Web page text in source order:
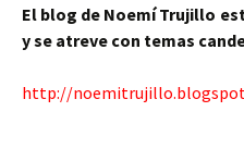
El blog de Noemí Trujillo
y se atreve con temas
http://